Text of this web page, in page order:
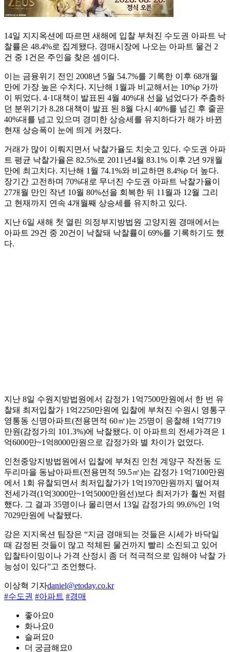
14일 지지옥션에 따르면 새해에 입찰 부쳐진 수도권 아파트 낙
찰률은 48.4%로 집계됐다. 경매시장에 나오는 아파트 물건 2
건 중 1건은 주인을 찾은 셈이다.
이는 금융위기 전인 2008년 5월 54.7%를 기록한 이후 68개월
만에 가장 높은 수치다. 지난해 1월과 비교해서는 10%p 가까
이 뛰었다. 4·1대책이 발표된 4월 40%대 선을 넘었다가 주춤하
던 분위기가 8.28 대책이 발표 된 8월 다시 40%를 넘긴 후 줄곧
40%대를 넘고 있으며 경미한 상승세를 유지하다가 해가 바뀐
현재 상승폭이 눈에 띄게 커졌다.
거래가 많이 이뤄지면서 낙찰가율도 치솟고 있다. 수도권 아파
트 평균 낙찰가율은 82.5%로 2011년4월 83.1% 이후 2년 9개월
만에 최고치다. 지난해 1월 74.1%와 비교하면 8.4%p 더 높다.
장기간 고전하며 70%대로 무너진 수도권 아파트 낙찰가율이
27개월 만인 작년 10월 80%선을 회복한 뒤 11월과 12월 그리
고 현재까지 연속 4개월째 상승세를 유지하고 있다.
지난 6일 새해 첫 열린 의정부지방법원 고양지원 경매에서는
아파트 29건 중 20건이 낙찰돼 낙찰률이 69%를 기록하기도 했
다.
지난 8일 수원지방법원에서 감정가 1억7500만원에서 한 번 유
찰돼 최저입찰가 1억2250만원에 입찰에 부쳐진 수원시 영통구
영통동 신명아파트(전용면적 60㎡)는 25명이 응찰해 1억7719
만원(감정가의 101.3%)에 낙찰됐다. 이 아파트의 전세가격은 1
억6000만~1억8000만원으로 감정가와 별 차이가 없었다.
인천중앙지방법원에서 입찰에 부쳐진 인천 계양구 작전동 도
두리마을 동남아파트(전용면적 59.5㎡)는 감정가 1억7100만원
에서 1회 유찰되면서 최저입찰가가 1억1970만원까지 떨어져
전세가격(1억3000만~1억5000만원선)보다 최저가가 훨씬 저렴
했다. 그 결과 35명이나 몰리면서 13일 감정가의 99.6%인 1억
7029만원에 낙찰됐다.
강은 지지옥션 팀장은 “지금 경매되는 것들은 시세가 바닥일
때 감정된 것들이 많고 적체된 물건까지 빨리 소진되고 있어
입찰타이밍이나 가격 산정시 좀 더 적극적으로 임해야 낙찰 가
능성이 있다”고 조언했다.
이상혁 기자daniel@etoday.co.kr
#수도권 #아파트 #경매
좋아요0
화나요0
슬퍼요0
더 궁금해요0